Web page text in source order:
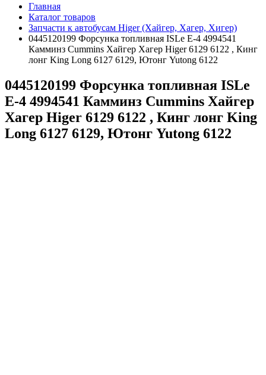
Главная
Каталог товаров
Запчасти к автобусам Higer (Хайгер, Хагер, Хигер)
0445120199 Форсунка топливная ISLe E-4 4994541
Камминз Cummins Хайгер Хагер Higer 6129 6122 , Кинг
лонг King Long 6127 6129, Ютонг Yutong 6122
0445120199 Форсунка топливная ISLe
E-4 4994541 Камминз Cummins Хайгер
Хагер Higer 6129 6122 , Кинг лонг King
Long 6127 6129, Ютонг Yutong 6122